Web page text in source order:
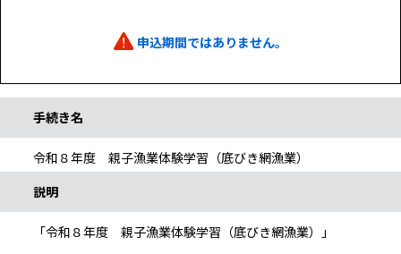
申込期間ではありません。
手続き名
令和８年度 親子漁業体験学習（底びき網漁業）
説明
「令和８年度 親子漁業体験学習（底びき網漁業）」